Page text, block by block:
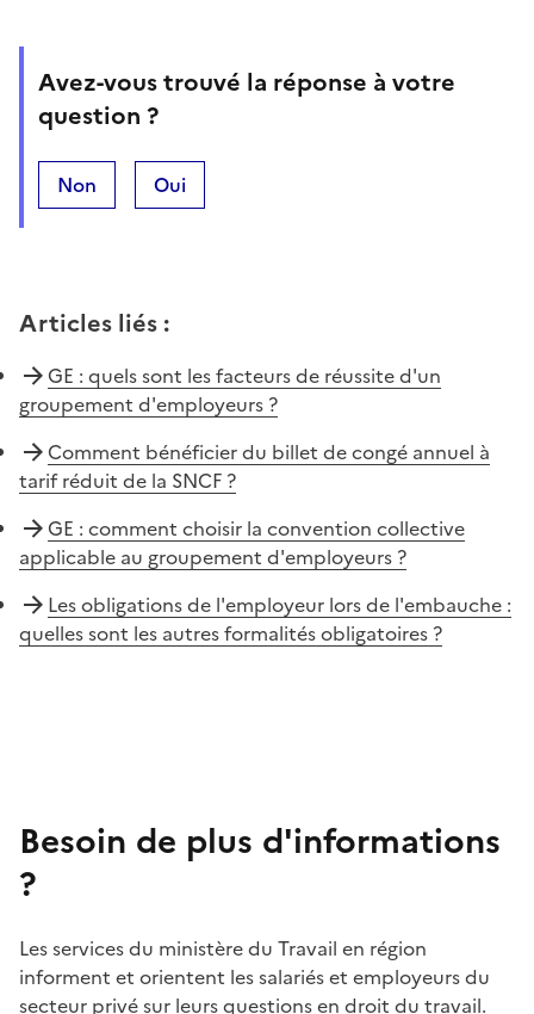
Avez-vous trouvé la réponse à votre
question ?
Non Oui
Articles liés :
GE : quels sont les facteurs de réussite d'un
groupement d'employeurs ?
Comment bénéficier du billet de congé annuel à
tarif réduit de la SNCF ?
GE : comment choisir la convention collective
applicable au groupement d'employeurs ?
Les obligations de l'employeur lors de l'embauche :
quelles sont les autres formalités obligatoires ?
Besoin de plus d'informations
?
Les services du ministère du Travail en région
informent et orientent les salariés et employeurs du
secteur privé sur leurs questions en droit du travail.